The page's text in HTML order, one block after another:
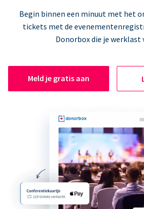
Begin binnen een minuut met het
tickets met de
Donorbox die je werklast
Meld je gratis aan